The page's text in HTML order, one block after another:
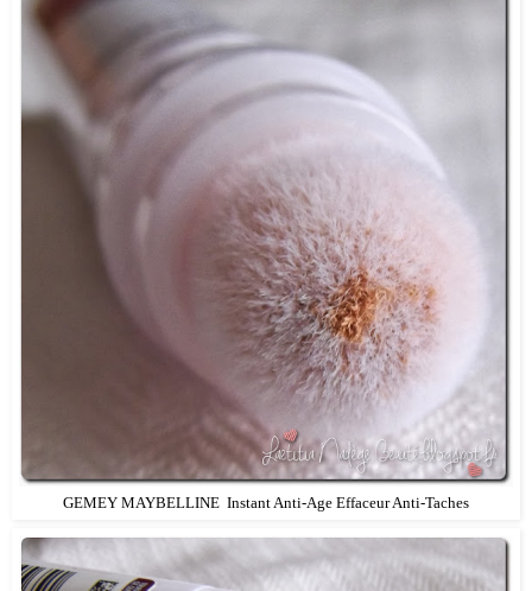
GEMEY MAYBELLINE Instant Anti-Age Effaceur Anti-Taches